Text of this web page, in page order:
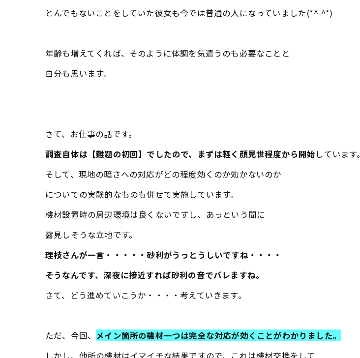
とんでもないことをしていた彼女も今では普通の人になっていました(*^-^*)
年齢も増えてくれば、そのように体調を気遣うのも必要なことと
自分も思います。
さて、お仕事の話です。
調査自体は【難題の初回】でしたので、まずは軽く顔見世程度から開始 しています。
そして、現地の暗さへの対応がどの程度効くのか効かないのか
についての実験的なものも併せて実施しています。
機材設置時の周辺環境は良くないですし、あっという間に
露見しそうな立地です。
理枝さんが一言・・・・・砂利がうっとうしいですね・・・・
そうなんです、深夜に接近すれば砂利の音でバレますね。
さて、どう進めていこうか・・・・考えていきます。
ただ、今回、 メイン箇所の機材一つは完全な対応が効くことがわかりました。